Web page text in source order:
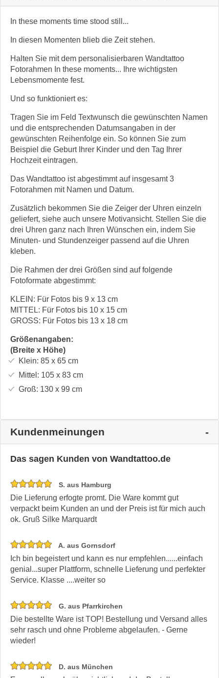
In these moments time stood still...
In diesen Momenten blieb die Zeit stehen.
Halten Sie mit dem personalisierbaren Wandtattoo
Fotorahmen In these moments... Ihre wichtigsten
Lebensmomente fest.
Und so funktioniert es:
Tragen Sie im Feld Textwunsch die gewünschten Namen
und die entsprechenden Datumsangaben in der
gewünschten Reihenfolge ein. So können Sie zum
Beispiel die Geburt Ihrer Kinder und den Tag Ihrer
Hochzeit eintragen.
Das Wandtattoo ist abgestimmt auf insgesamt 3
Fotorahmen mit Namen und Datum.
Zusätzlich bekommen Sie die Zeiger der Uhren einzeln
geliefert, siehe auch unsere Motivansicht. Stellen Sie die
drei Uhren ganz nach Ihren Wünschen ein, indem Sie
Minuten- und Stundenzeiger passend auf die Uhren
kleben.
Die Rahmen der drei Größen sind auf folgende
Fotoformate abgestimmt:
KLEIN: Für Fotos bis 9 x 13 cm
MITTEL: Für Fotos bis 10 x 15 cm
GROSS: Für Fotos bis 13 x 18 cm
Größenangaben:
(Breite x Höhe)
Klein: 85 x 65cm
Mittel: 105 x 83cm
Groß: 130 x 99 cm
Kundenmeinungen
Das sagen Kunden von Wandtattoo.de
S. aus Hamburg
Die Lieferung erfogte promt. Die Ware kommt gut
verpackt beim Kunden an und der Preis ist für mich auch
ok. Gruß Silke Marquardt
A. aus Gornsdorf
Ich bin begeistert und kann es nur empfehlen......einfach
genial...super Plattform, schnelle Lieferung und perfekter
Service. Klasse ....weiter so
G. aus Pfarrkirchen
Die bestellte Ware ist TOP! Bestellung und Versand alles
sehr rasch und ohne Probleme abgelaufen. - Gerne
wieder!
D. aus München